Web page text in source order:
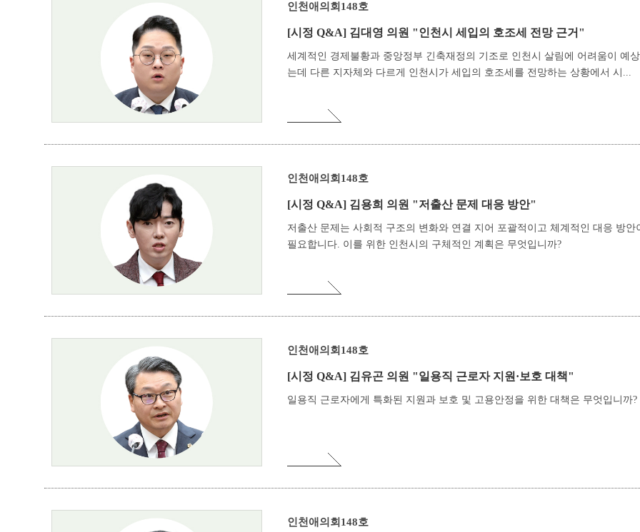
인천애의회148호
[시정 Q&A] 김대영 의원 "인천시 세입의 호조세 전망 근거"
세계적인 경제불황과 중앙정부 긴축재정의 기조로 인천시 살림에 어려움이 예
는데 다른 지자체와 다르게 인천시가 세입의 호조세를 전망하는 상황에서 시...
인천애의회148호
[시정 Q&A] 김용희 의원 "저출산 문제 대응 방안"
저출산 문제는 사회적 구조의 변화와 연결 지어 포괄적이고 체계적인 대응 방안
필요합니다. 이를 위한 인천시의 구체적인 계획은 무엇입니까?
인천애의회148호
[시정 Q&A] 김유곤 의원 "일용직 근로자 지원·보호 대책"
일용직 근로자에게 특화된 지원과 보호 및 고용안정을 위한 대책은 무엇입니까?
인천애의회148호